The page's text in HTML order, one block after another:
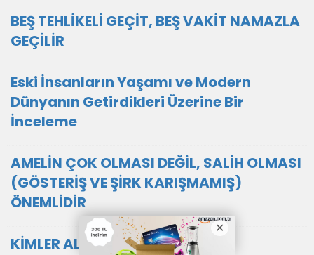
BEŞ TEHLİKELİ GEÇİT, BEŞ VAKİT NAMAZLA
GEÇİLİR
Eski İnsanların Yaşamı ve Modern
Dünyanın Getirdikleri Üzerine Bir
İnceleme
AMELİN ÇOK OLMASI DEĞİL, SALİH OLMASI
(GÖSTERİŞ VE ŞİRK KARIŞMAMIŞ)
ÖNEMLİDİR
KİMLER ALDANDI ?